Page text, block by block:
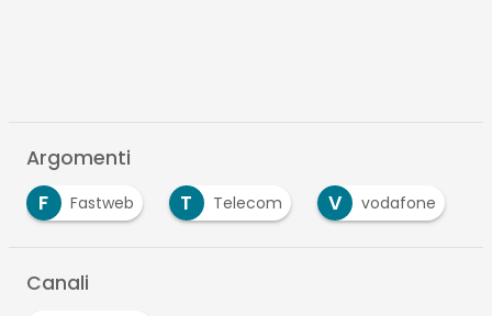
Argomenti
F
Fastweb T Telecom V vodafone
Canali